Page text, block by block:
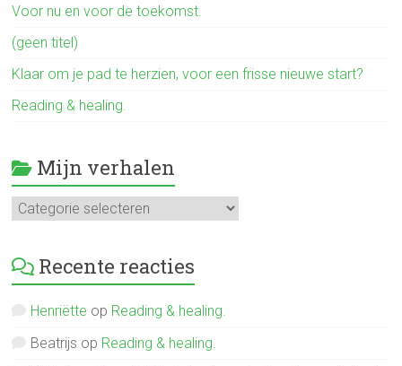
Voor nu en voor de toekomst.
(geen titel)
Klaar om je pad te herzien, voor een frisse nieuwe start?
Reading & healing.
Mijn verhalen
Mijn
verhalen
Recente reacties
Henriëtte op Reading & healing.
Beatrijs op Reading & healing.